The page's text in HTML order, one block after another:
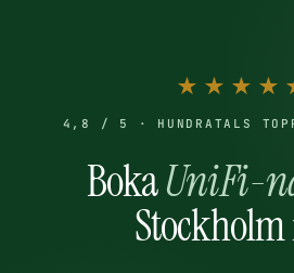
4,8 / 5 · HUNDRATALS
BokaUniFi-